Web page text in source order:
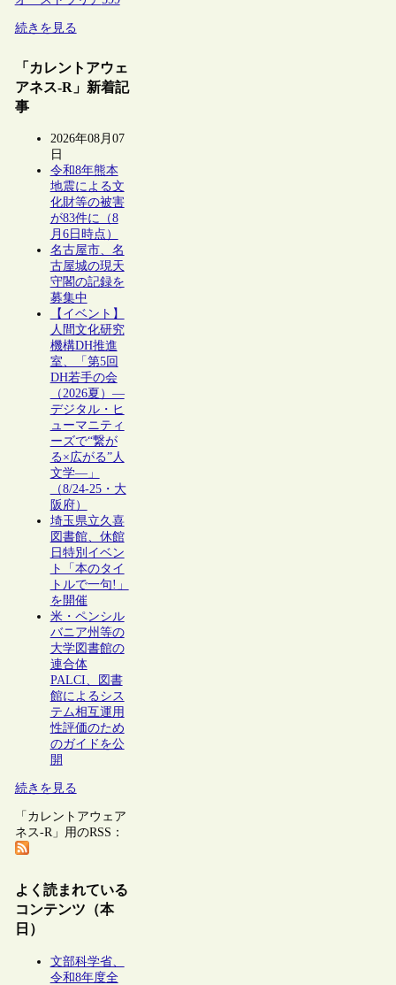
続きを見る
「カレントアウェ
アネス-R」新着記
事
2026年08月07
日
令和8年熊本
地震による文
化財等の被害
が83件に（8
月6日時点）
名古屋市、名
古屋城の現天
守閣の記録を
募集中
【イベント】
人間文化研究
機構DH推進
室、「第5回
DH若手の会
（2026夏）―
デジタル・ヒ
ューマニティ
ーズで“繋が
る×広がる”人
文学―」
（8/24-25・大
阪府）
埼玉県立久喜
図書館、休館
日特別イベン
ト「本のタイ
トルで一句!」
を開催
米・ペンシル
バニア州等の
大学図書館の
連合体
PALCI、図書
館によるシス
テム相互運用
性評価のため
のガイドを公
開
続きを見る
「カレントアウェア
ネス-R」用のRSS：
よく読まれている
コンテンツ（本
日）
文部科学省、
令和8年度全